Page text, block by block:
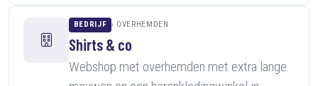
BEDRIJF OVERHEMDEN
Shirts & co
Webshop met overhemden met extra lange